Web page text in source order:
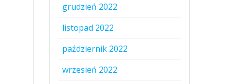
grudzień 2022
listopad 2022
październik 2022
wrzesień 2022